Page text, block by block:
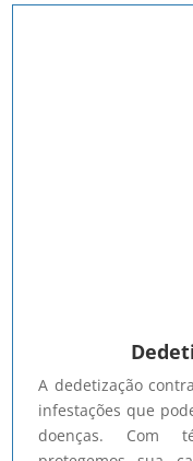
A dedetização
infestações que
doenças. Com